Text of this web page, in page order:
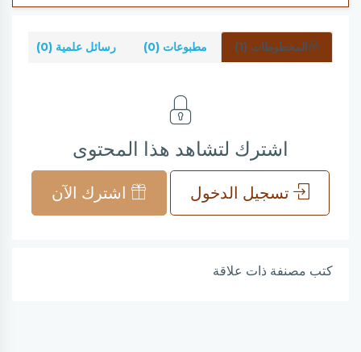
المخطوطات (1) مطبوعات (0) رسائل علمية (0)
اشترك لتشاهد هذا المحتوى
تسجيل الدخول اشترك الآن
كتب مصنفة ذات علاقة